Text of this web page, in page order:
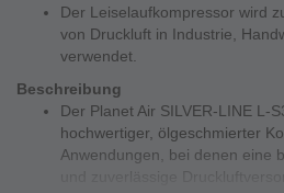
Der Leiselaufkompressor wird
von Druckluft in Industrie,
verwendet.
Beschreibung
Der Planet Air SILVER-LINE L-
hochwertiger, ölgeschmierter
Anwendungen, bei denen eine